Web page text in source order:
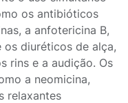
os antibióticos
a anfotericina B,
diuréticos de alça,
rins e a audição. Os
a neomicina,
relaxantes